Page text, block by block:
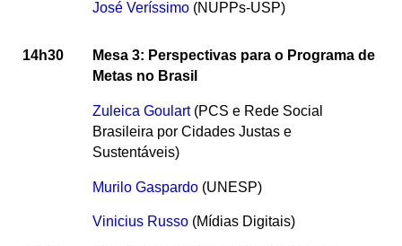
José Veríssimo(NUPPs-USP)
14h30
Mesa 3: Perspectivas para o Programa de
Metas no Brasil
Zuleica Goulart(PCS e Rede Social
Brasileira por Cidades Justas e
Sustentáveis)
Murilo Gaspardo(UNESP)
Vinicius Russo(Mídias Digitais)